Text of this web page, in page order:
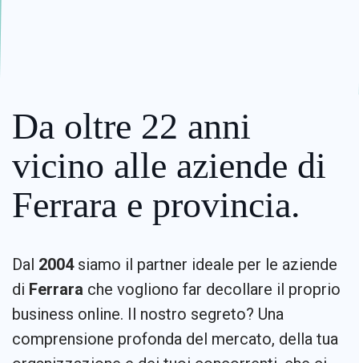
Da oltre 22 anni
vicino alle aziende di
Ferrara e provincia.
Dal 2004siamo il partner ideale per le aziende
di Ferrara che vogliono far decollare il proprio
business online. Il nostro segreto? Una
comprensione profonda del mercato, della tua